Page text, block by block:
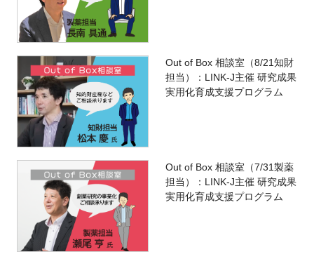
Out of Box 相談室（8/21知財
担当）：LINK-J主催 研究成果
実用化育成支援プログラム
Out of Box 相談室（7/31製薬
担当）：LINK-J主催 研究成果
実用化育成支援プログラム